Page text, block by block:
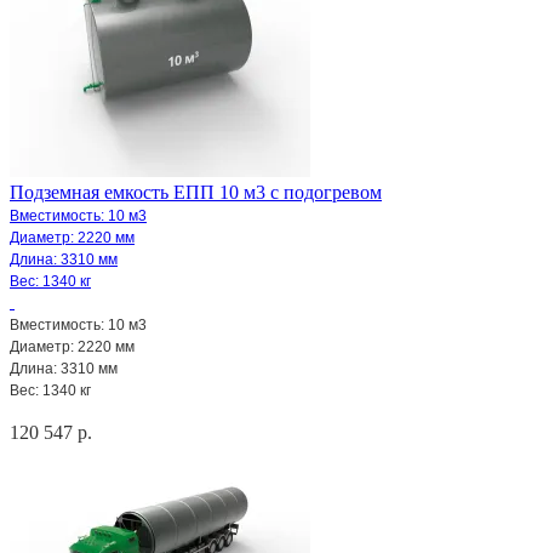
Подземная емкость ЕПП 10 м3 с подогревом
Вместимость: 10 м3
Диаметр: 2220 мм
Длина: 3310 мм
Вес: 1340 кг
Вместимость: 10 м3
Диаметр: 2220 мм
Длина: 3310 мм
Вес: 1340 кг
120 547 р.